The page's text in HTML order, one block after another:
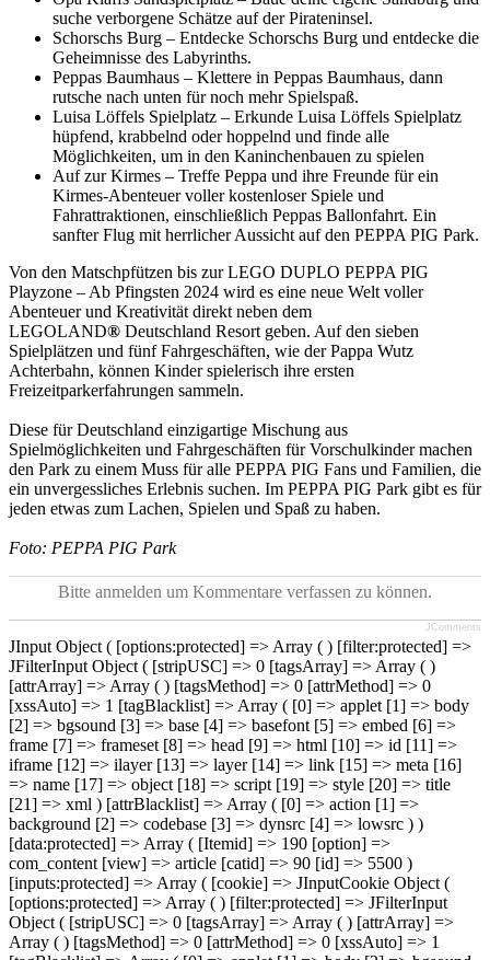
suche verborgene Schätze auf der Pirateninsel.
Schorschs Burg – Entdecke Schorschs Burg und entdecke die
Geheimnisse des Labyrinths.
Peppas Baumhaus – Klettere in Peppas Baumhaus, dann
rutsche nach unten für noch mehr Spielspaß.
Luisa Löffels Spielplatz – Erkunde Luisa Löffels Spielplatz
hüpfend, krabbelnd oder hoppelnd und finde alle
Möglichkeiten, um in den Kaninchenbauen zu spielen
Auf zur Kirmes – Treffe Peppa und ihre Freunde für ein
Kirmes-Abenteuer voller kostenloser Spiele und
Fahrattraktionen, einschließlich Peppas Ballonfahrt. Ein
sanfter Flug mit herrlicher Aussicht auf den PEPPA PIG Park.
Von den Matschpfützen bis zur LEGO DUPLO PEPPA PIG
Playzone – Ab Pfingsten 2024 wird es eine neue Welt voller
Abenteuer und Kreativität direkt neben dem
LEGOLAND® Deutschland Resort geben. Auf den sieben
Spielplätzen und fünf Fahrgeschäften, wie der Pappa Wutz
Achterbahn, können Kinder spielerisch ihre ersten
Freizeitparkerfahrungen sammeln.
Diese für Deutschland einzigartige Mischung aus
Spielmöglichkeiten und Fahrgeschäften für Vorschulkinder machen
den Park zu einem Muss für alle PEPPA PIG Fans und Familien, die
ein unvergessliches Erlebnis suchen. Im PEPPA PIG Park gibt es für
jeden etwas zum Lachen, Spielen und Spaß zu haben.
Foto: PEPPA PIG Park
Bitte anmelden um Kommentare verfassen zu können.
JComments
JInput Object ( [options:protected] => Array ( ) [filter:protected] =>
JFilterInput Object ( [stripUSC] => 0 [tagsArray] => Array ( )
[attrArray] => Array ( ) [tagsMethod] => 0 [attrMethod] => 0
[xssAuto] => 1 [tagBlacklist] => Array ( [0] => applet [1] => body
[2] => bgsound [3] => base [4] => basefont [5] => embed [6] =>
frame [7] => frameset [8] => head [9] => html [10] => id [11] =>
iframe [12] => ilayer [13] => layer [14] => link [15] => meta [16]
=> name [17] => object [18] => script [19] => style [20] => title
[21] => xml ) [attrBlacklist] => Array ( [0] => action [1] =>
background [2] => codebase [3] => dynsrc [4] => lowsrc ) )
[data:protected] => Array ( [Itemid] => 190 [option] =>
com_content [view] => article [catid] => 90 [id] => 5500 )
[inputs:protected] => Array ( [cookie] => JInputCookie Object (
[options:protected] => Array ( ) [filter:protected] => JFilterInput
Object ( [stripUSC] => 0 [tagsArray] => Array ( ) [attrArray] =>
Array ( ) [tagsMethod] => 0 [attrMethod] => 0 [xssAuto] => 1